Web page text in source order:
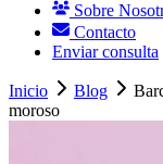
Sobre
Contacto
Enviar consulta
Inicio Blog
moroso